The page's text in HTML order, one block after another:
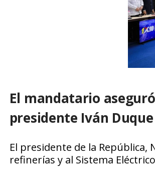
El mandatario
presidente Iván Duque
El presidente de la República,
refinerías y al Sistema